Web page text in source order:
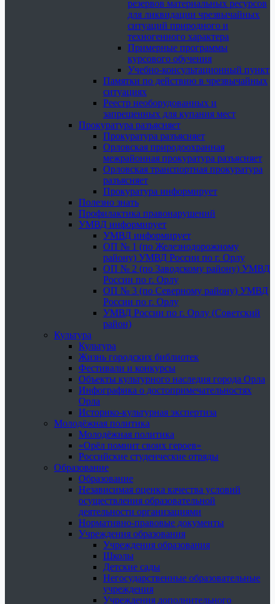
резервов материальных ресурсов
для ликвидации чрезвычайных
ситуаций природного и
техногенного характера
Примерные программы
курсового обучения
Учебно-консультационный пункт
Памятки по действию в чрезвычайных
ситуациях
Реестр необорудованных и
запрещенных для купания мест
Прокуратура разъясняет
Прокуратура разъясняет
Орловская природоохранная
межрайонная прокуратура разъясняет
Орловская транспортная прокуратура
разъясняет
Прокуратура информирует
Полезно знать
Профилактика правонарушений
УМВД информирует
УМВД информирует
ОП № 1 (по Железнодорожному
району) УМВД России по г. Орлу
ОП № 2 (по Заводскому району) УМВД
России по г. Орлу
ОП № 3 (по Северному району) УМВД
России по г. Орлу
УМВД России по г. Орлу (Советский
район)
Культура
Культура
Жизнь городских библиотек
Фестивали и конкурсы
Объекты культурного наследия города Орла
Инфографика о достопримечательностях
Орла
Историко-культурная экспертиза
Молодёжная политика
Молодёжная политика
«Орёл помнит своих героев»
Российские студенческие отряды
Образование
Образование
Независимая оценка качества условий
осуществления образовательной
деятельности организациями
Нормативно-правовые документы
Учреждения образования
Учреждения образования
Школы
Детские сады
Негосударственные образовательные
учреждения
Учреждения дополнительного